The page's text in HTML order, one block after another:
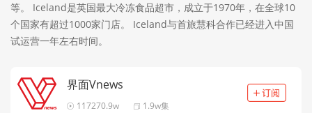
等。 Iceland是英国最大冷冻食品超市，成立于1970年，在全球10
个国家有超过1000家门店。 Iceland与首旅慧科合作已经进入中国
试运营一年左右时间。
界面Vnews
117270.9w 1.9w集